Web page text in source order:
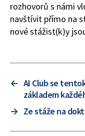
rozhovorů s námi
navštívit přímo na
nové stážist(k)y
← AI Club se
základem
→ Ze stáže na